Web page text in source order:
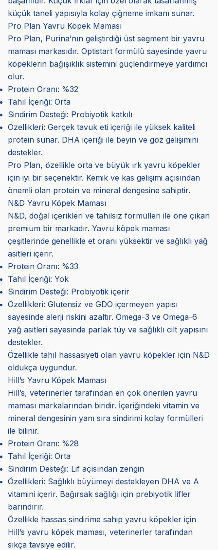
küçük taneli yapısıyla kolay çiğneme imkanı sunar.
Pro Plan Yavru Köpek Maması
Pro Plan, Purina’nın geliştirdiği üst segment bir yavru
maması markasıdır. Optistart formülü sayesinde yavru
köpeklerin bağışıklık sistemini güçlendirmeye yardımcı
olur.
Protein Oranı: %32
Tahıl İçeriği: Orta
Sindirim Desteği: Probiyotik katkılı
Özellikleri: Gerçek tavuk eti içeriği ile yüksek kaliteli
protein sunar. DHA içeriği ile beyin ve göz gelişimini
destekler.
Pro Plan, özellikle orta ve büyük ırk yavru köpekler
için iyi bir seçenektir. Kemik ve kas gelişimi açısından
önemli olan protein ve mineral dengesine sahiptir.
N&D Yavru Köpek Maması
N&D, doğal içerikleri ve tahılsız formülleri ile öne çıkan
premium bir markadır. Yavru köpek maması
çeşitlerinde genellikle et oranı yüksektir ve sağlıklı yağ
asitleri içerir.
Protein Oranı: %33
Tahıl İçeriği: Yok
Sindirim Desteği: Probiyotik içerir
Özellikleri: Glutensiz ve GDO içermeyen yapısı
sayesinde alerji riskini azaltır. Omega-3 ve Omega-6
yağ asitleri sayesinde parlak tüy ve sağlıklı cilt yapısını
destekler.
Özellikle tahıl hassasiyeti olan yavru köpekler için N&D
oldukça uygundur.
Hill’s Yavru Köpek Maması
Hill’s, veterinerler tarafından en çok önerilen yavru
maması markalarından biridir. İçeriğindeki vitamin ve
mineral dengesinin yanı sıra sindirimi kolay formülleri
ile bilinir.
Protein Oranı: %28
Tahıl İçeriği: Orta
Sindirim Desteği: Lif açısından zengin
Özellikleri: Sağlıklı büyümeyi destekleyen DHA ve A
vitamini içerir. Bağırsak sağlığı için prebiyotik lifler
barındırır.
Özellikle hassas sindirime sahip yavru köpekler için
Hill’s yavru köpek maması, veterinerler tarafından
sıkça tavsiye edilir.